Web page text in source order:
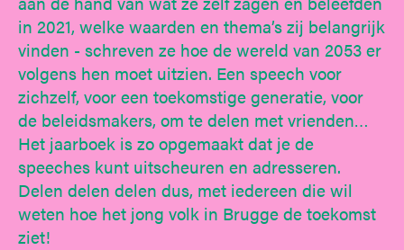
in 2021, welke waarden en thema’s zij belangrijk
vinden - schreven ze hoe de wereld van 2053 er
volgens hen moet uitzien. Een speech voor
zichzelf, voor een toekomstige generatie, voor
de beleidsmakers, om te delen met vrienden…
Het jaarboek is zo opgemaakt dat je de
speeches kunt uitscheuren en adresseren.
Delen delen delen dus, met iedereen die wil
weten hoe het jong volk in Brugge de toekomst
ziet!